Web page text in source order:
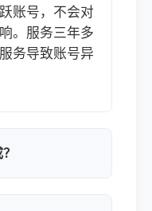
账号，不会对
。服务三年多
务导致账号异